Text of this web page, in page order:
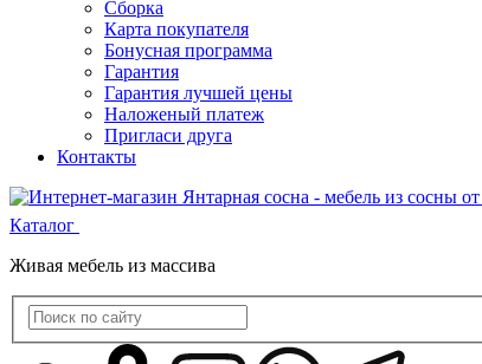
Сборка
Карта покупателя
Бонусная программа
Гарантия
Гарантия лучшей цены
Наложеный платеж
Пригласи друга
Контакты
Каталог
Живая мебель из массива